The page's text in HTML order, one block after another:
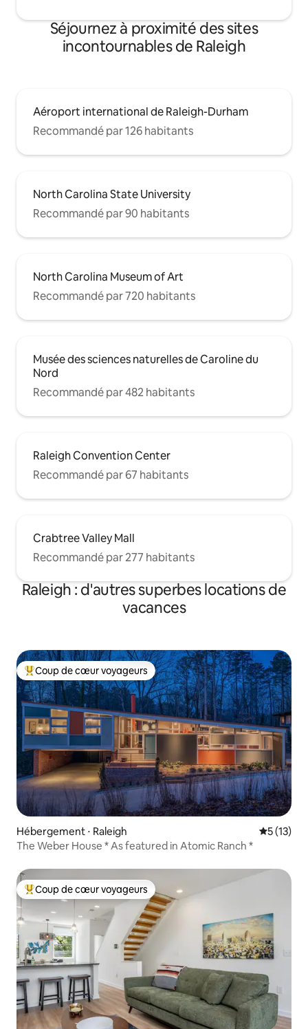
Séjournez à proximité des sites
incontournables de Raleigh
Aéroport international de Raleigh-Durham
Recommandé par 126 habitants
North Carolina State University
Recommandé par 90 habitants
North Carolina Museum of Art
Recommandé par 720 habitants
Musée des sciences naturelles de Caroline du
Nord
Recommandé par 482 habitants
Raleigh Convention Center
Recommandé par 67 habitants
Crabtree Valley Mall
Recommandé par 277 habitants
Raleigh : d'autres superbes locations de
vacances
Coups de cœur voyageurs les plus appréciés
Coup de cœur voyageurs
Hébergement ⋅ Raleigh
5 (13)
The Weber House * As featured in Atomic Ranch *
Coups de cœur voyageurs les plus appréciés
Coup de cœur voyageurs